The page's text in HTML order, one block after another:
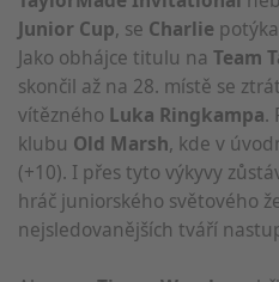
Junior Cup, se Charlie
Jako obhájce titulu na Team
skončil až na 28. místě se
vítězného Luka Ringkampa.
klubu Old Marsh, kde v
(+10). I přes tyto výkyvy
hráč juniorského světového
nejsledovanějších tváří